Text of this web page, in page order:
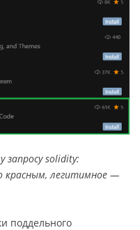
запросу solidity:
красным, легитимное —
поддельного